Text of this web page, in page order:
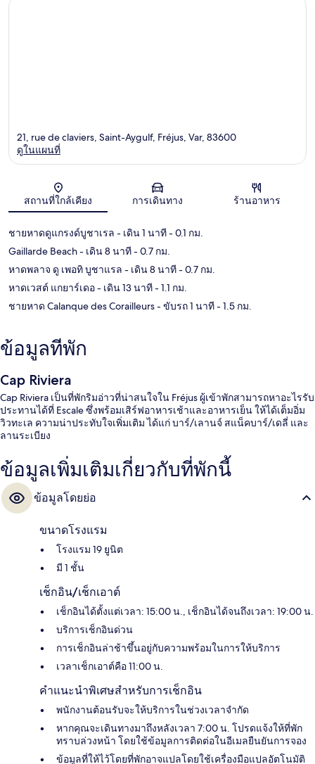
แผนที่
21, rue de claviers, Saint-Aygulf, Fréjus, Var, 83600
ดูในแผนที่
สถานที่ใกล้เคียง การเดินทาง ร้านอาหาร
ชายหาดดูแกรงด์บูชาเรล - เดิน 1 นาที- 0.1 กม.
Gaillarde Beach- เดิน 8 นาที- 0.7 กม.
หาดพลาจ ดู เพอทิ บูชาแรล - เดิน 8 นาที- 0.7 กม.
หาดเวสต์ แกยาร์เดอ- เดิน 13 นาที- 1.1 กม.
ชายหาด Calanque des Corailleurs- ขับรถ 1 นาที- 1.5 กม.
ข้อมูลที่พัก
Cap Riviera
Cap Riviera เป็นที่พักริมอ่าวที่น่าสนใจใน Fréjus ผู้เข้าพักสามารถหาอะไรรับ
ประทานได้ที่ Escale ซึ่งพร้อมเสิร์ฟอาหารเช้าและอาหารเย็น ให้ได้เต็มอิ่ม
วิวทะเล ความน่าประทับใจเพิ่มเติม ได้แก่ บาร์/เลานจ์ สแน็คบาร์/เดลี่ และ
ลานระเบียง
ข้อมูลเพิ่มเติมเกี่ยวกับที่พักนี้
ข้อมูลโดยย่อ
ขนาดโรงแรม
โรงแรม 19 ยูนิต
มี 1 ชั้น
เช็กอิน/เช็กเอาต์
เช็กอินได้ตั้งแต่เวลา: 15:00 น., เช็กอินได้จนถึงเวลา: 19:00 น.
บริการเช็กอินด่วน
การเช็กอินล่าช้าขึ้นอยู่กับความพร้อมในการให้บริการ
เวลาเช็กเอาต์คือ 11:00 น.
คำแนะนำพิเศษสำหรับการเช็กอิน
พนักงานต้อนรับจะให้บริการในช่วงเวลาจำกัด
หากคุณจะเดินทางมาถึงหลังเวลา 7:00 น. โปรดแจ้งให้ที่พัก
ทราบล่วงหน้า โดยใช้ข้อมูลการติดต่อในอีเมลยืนยันการจอง
ข้อมูลที่ให้ไว้โดยที่พักอาจแปลโดยใช้เครื่องมือแปลอัตโนมัติ